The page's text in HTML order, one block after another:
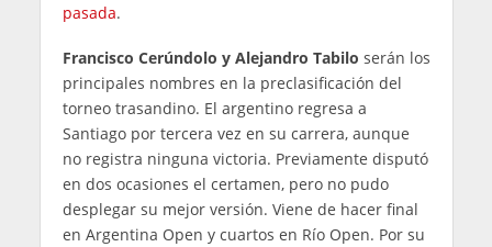
pasada.
Francisco Cerúndolo y Alejandro Tabilo serán los
principales nombres en la preclasificación del
torneo trasandino. El argentino regresa a
Santiago por tercera vez en su carrera, aunque
no registra ninguna victoria. Previamente disputó
en dos ocasiones el certamen, pero no pudo
desplegar su mejor versión. Viene de hacer final
en Argentina Open y cuartos en Río Open. Por su